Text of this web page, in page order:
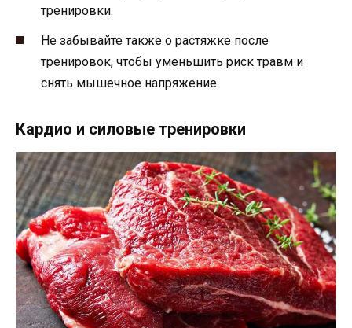
тренировки.
Не забывайте также о растяжке после
тренировок, чтобы уменьшить риск травм и
снять мышечное напряжение.
Кардио и силовые тренировки